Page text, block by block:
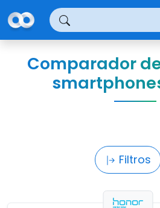
Comparador
Filtros
Panel de gestión de cookies